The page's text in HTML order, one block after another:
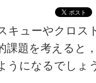
キューやクロス
課題を考えると
うになるでしょ